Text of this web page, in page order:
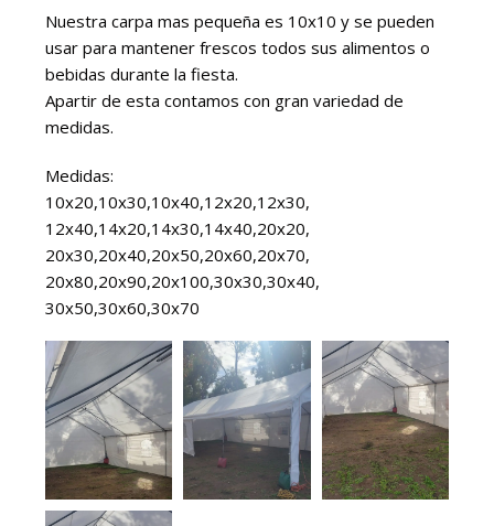
Nuestra carpa mas pequeña es 10x10 y se pueden
usar para mantener frescos todos sus alimentos o
bebidas durante la fiesta.
Apartir de esta contamos con gran variedad de
medidas.
Medidas:
10x20,10x30,10x40,12x20,12x30,
12x40,14x20,14x30,14x40,20x20,
20x30,20x40,20x50,20x60,20x70,
20x80,20x90,20x100,30x30,30x40,
30x50,30x60,30x70